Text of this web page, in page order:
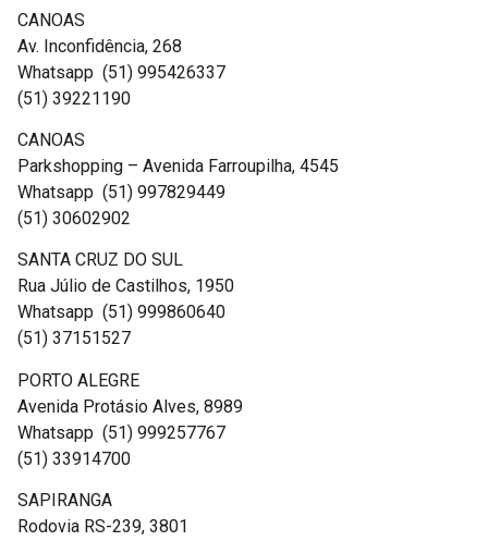
CANOAS
Av. Inconfidência, 268
Whatsapp (51) 995426337
(51) 39221190
CANOAS
Parkshopping – Avenida Farroupilha, 4545
Whatsapp (51) 997829449
(51) 30602902
SANTA CRUZ DO SUL
Rua Júlio de Castilhos, 1950
Whatsapp (51) 999860640
(51) 37151527
PORTO ALEGRE
Avenida Protásio Alves, 8989
Whatsapp (51) 999257767
(51) 33914700
SAPIRANGA
Rodovia RS-239, 3801